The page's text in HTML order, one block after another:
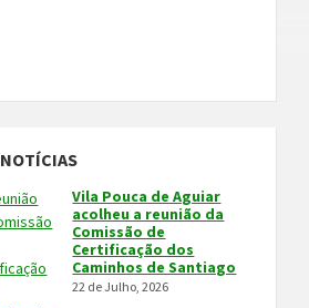
NOTÍCIAS
Vila Pouca de Aguiar
acolheu a reunião da
Comissão de
Certificação dos
Caminhos de Santiago
22 de Julho, 2026